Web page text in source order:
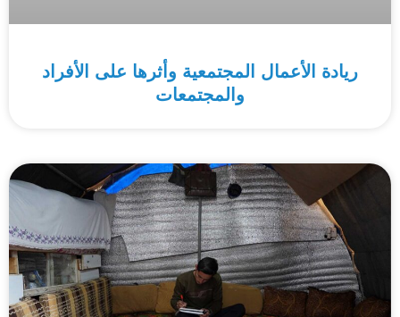
ريادة الأعمال المجتمعية وأثرها على الأفراد
والمجتمعات